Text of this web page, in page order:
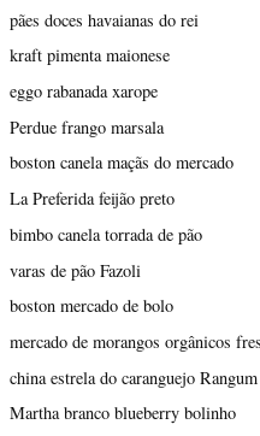
pães doces havaianas do rei
kraft pimenta maionese
eggo rabanada xarope
Perdue frango marsala
boston canela maçãs do mercado
La Preferida feijão preto
bimbo canela torrada de pão
varas de pão Fazoli
boston mercado de bolo
mercado de morangos orgânicos
china estrela do caranguejo Rangum
Martha branco blueberry bolinho